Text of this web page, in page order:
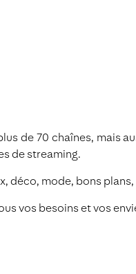
de 70 chaînes, mais
de streaming.
déco, mode, bons
vos besoins et vos